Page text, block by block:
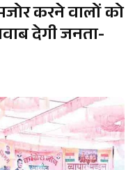
करने वालों को
देगी जनता-